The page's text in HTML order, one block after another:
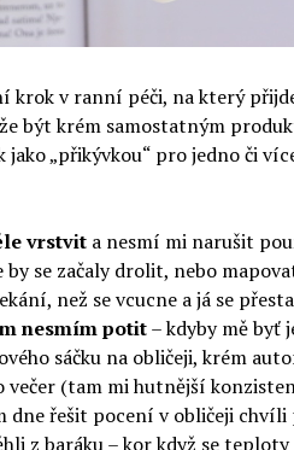
krok v ranní péči, na který
být krém samostatným
„přikývkou“ pro jedno či
vrstvita nesmí mi narušit
se začaly drolit, nebo
než se vcucne a já se
nesmím potit– kdyby mě byť
sáčku na obličeji, krém
(tam mi hutnější
dne řešit pocení v obličeji
z baráku – kor když se teploty